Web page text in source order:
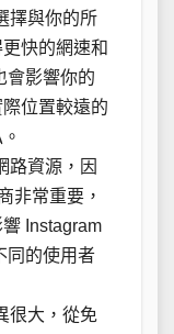
擇與你的所
快的網速和
會影響你的
位置較遠的
路資源，因
非常重要，
Instagram
同的使用者
很大，從免